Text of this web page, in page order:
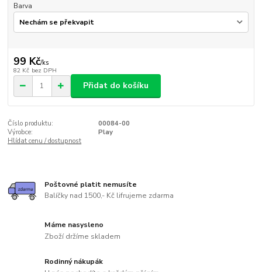
Barva
99 Kč/ks
82 Kč bez DPH
Přidat do košíku
Číslo produktu:
00084-00
Výrobce:
Play
Hlídat cenu / dostupnost
Poštovné platit nemusíte
Balíčky nad 1500,- Kč lifrujeme zdarma
Máme nasysleno
Zboží držíme skladem
Rodinný nákupák